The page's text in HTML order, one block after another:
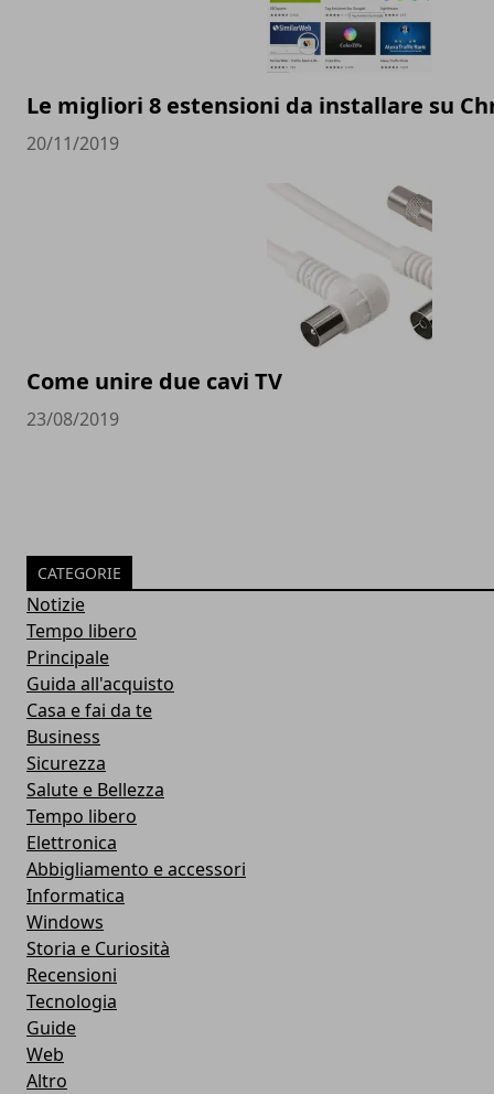
Le migliori 8 estensioni da installare su
20/11/2019
Come unire due cavi TV
23/08/2019
CATEGORIE
Notizie
Tempo libero
Principale
Guida all'acquisto
Casa e fai da te
Business
Sicurezza
Salute e Bellezza
Tempo libero
Elettronica
Abbigliamento e accessori
Informatica
Windows
Storia e Curiosità
Recensioni
Tecnologia
Guide
Web
Altro